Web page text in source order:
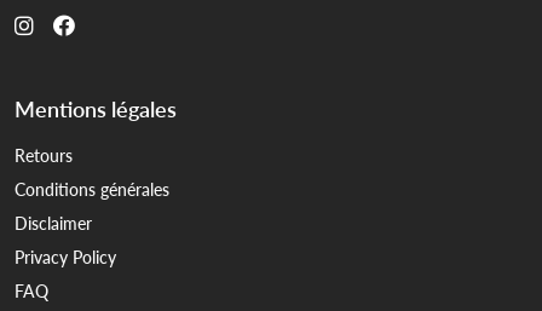
Mentions légales
Retours
Conditions générales
Disclaimer
Privacy Policy
FAQ